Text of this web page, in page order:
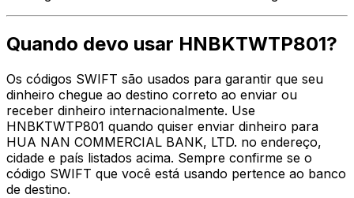
Quando devo usar HNBKTWTP801?
Os códigos SWIFT são usados para garantir que seu
dinheiro chegue ao destino correto ao enviar ou
receber dinheiro internacionalmente. Use
HNBKTWTP801 quando quiser enviar dinheiro para
HUA NAN COMMERCIAL BANK, LTD. no endereço,
cidade e país listados acima. Sempre confirme se o
código SWIFT que você está usando pertence ao banco
de destino.